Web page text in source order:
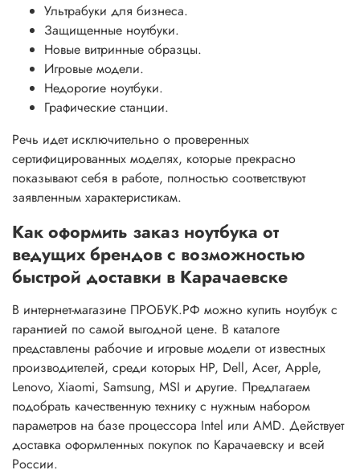
Ультрабуки для бизнеса.
Защищенные ноутбуки.
Новые витринные образцы.
Игровые модели.
Недорогие ноутбуки.
Графические станции.
Речь идет исключительно о проверенных
сертифицированных моделях, которые прекрасно
показывают себя в работе, полностью соответствуют
заявленным характеристикам.
Как оформить заказ ноутбука от
ведущих брендов с возможностью
быстрой доставки в Карачаевске
В интернет-магазине ПРОБУК.РФ можно купить ноутбук с
гарантией по самой выгодной цене. В каталоге
представлены рабочие и игровые модели от известных
производителей, среди которых HP, Dell, Acer, Apple,
Lenovo, Xiaomi, Samsung, MSI и другие. Предлагаем
подобрать качественную технику с нужным набором
параметров на базе процессора Intel или AMD. Действует
доставка оформленных покупок по Карачаевску и всей
России.